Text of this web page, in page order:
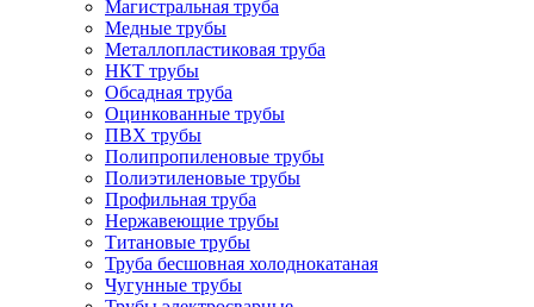
Магистральная труба
Медные трубы
Металлопластиковая труба
НКТ трубы
Обсадная труба
Оцинкованные трубы
ПВХ трубы
Полипропиленовые трубы
Полиэтиленовые трубы
Профильная труба
Нержавеющие трубы
Титановые трубы
Труба бесшовная холоднокатаная
Чугунные трубы